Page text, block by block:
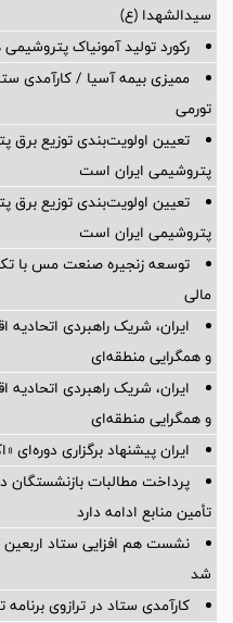
سیدالشهدا (ع)
رکورد تولید آمونیاک
ممیزی بیمه آسیا / کارآمدی
تورمی
تعیین اولویت‌بندی توزیع برق
پتروشیمی ایران است
تعیین اولویت‌بندی توزیع برق
پتروشیمی ایران است
توسعه زنجیره صنعت مس با
مالی
ایران، شریک راهبردی
و همگرایی منطقه‌ای
ایران، شریک راهبردی
و همگرایی منطقه‌ای
ایران پیشنهاد برگزاری دوره‌ای
پرداخت مطالبات بازنشستگان
تأمین منابع ادامه دارد
نشست هم افزایی ستاد اربعین
شد
کارآمدی ستاد در ترازوی